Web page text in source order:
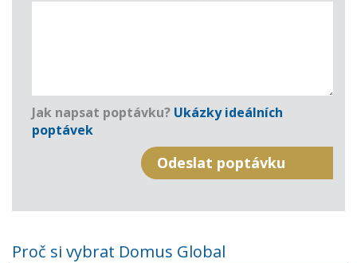
Jak napsat poptávku? Ukázky ideálních
poptávek
Proč si vybrat Domus Global